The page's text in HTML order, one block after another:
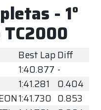
- 1°
Best LapDiff
1:40.877 -
1:41.281
0.404
1:41.730 0.853